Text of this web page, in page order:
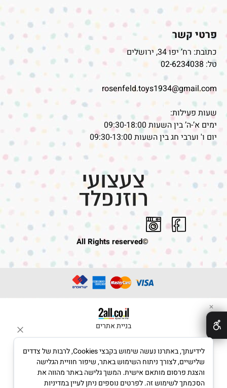
פרטי קשר
כתובת: רח’ יפו 34, ירושלים
טל: 02-6234038
rosenfeld.toys1934@gmail.com
שעות פעילות:
ימים א’-ה’ בין השעות 09:30-18:00
יום ו' וערבי חג בין השעות 09:30-13:00
©All Rights reserved
בניית אתרים
✕
לידיעתך, באתרנו נעשה שימוש בקבצי Cookies, לרבות של צדדים
שלישיים, לצורך ניתוח השימוש באתר, שיפור חוויית הגלישה
והצגת פרסום מותאם אישית. המשך גלישה באתר מהווה את
הסכמתך לשימוש זה. לפרטים נוספים ניתן לעיין במדיניות